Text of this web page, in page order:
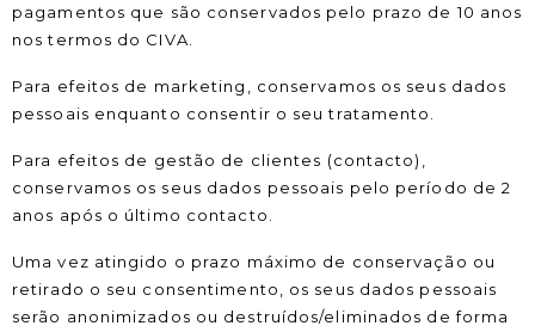
pagamentos que são conservados pelo prazo de 10 anos
nos termos do CIVA.
Para efeitos de marketing, conservamos os seus dados
pessoais enquanto consentir o seu tratamento.
Para efeitos de gestão de clientes (contacto),
conservamos os seus dados pessoais pelo período de 2
anos após o último contacto.
Uma vez atingido o prazo máximo de conservação ou
retirado o seu consentimento, os seus dados pessoais
serão anonimizados ou destruídos/eliminados de forma